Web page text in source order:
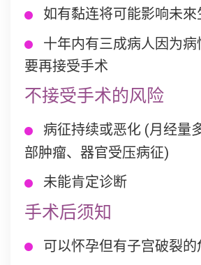
如有黏连将可能影响未來
十年内有三成病人因为
要再接受手术
不接受手术的风险
病征持续或恶化 (月经量
部肿瘤、器官受压病征)
未能肯定诊断
手术后须知
可以怀孕但有子宫破裂的